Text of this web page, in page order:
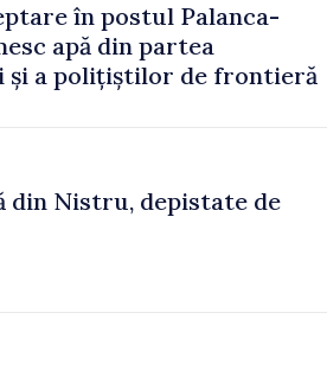
în postul Palanca-
apă din partea
și a polițiștilor de frontieră
din Nistru, depistate de